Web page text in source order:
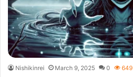
Nishikinrei March 9, 2025 0 649